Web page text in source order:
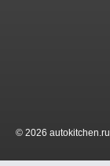
© 2026 autokitchen.ru